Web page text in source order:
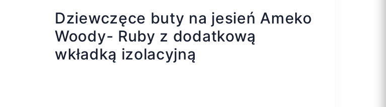
Dziewczęce buty na jesień Ameko
Woody- Ruby z dodatkową
wkładką izolacyjną